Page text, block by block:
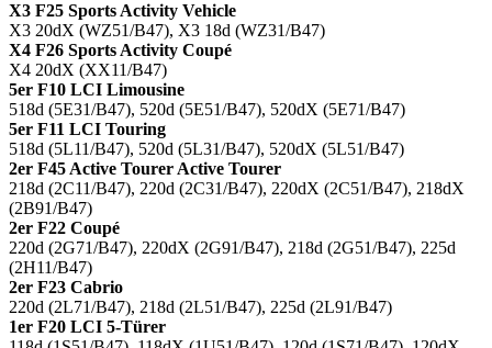
X3 F25 Sports Activity Vehicle
X3 20dX (WZ51/B47), X3 18d (WZ31/B47)
X4 F26 Sports Activity Coupé
X4 20dX (XX11/B47)
5er F10 LCI Limousine
518d (5E31/B47), 520d (5E51/B47), 520dX (5E71/B47)
5er F11 LCI Touring
518d (5L11/B47), 520d (5L31/B47), 520dX (5L51/B47)
2er F45 Active Tourer Active Tourer
218d (2C11/B47), 220d (2C31/B47), 220dX (2C51/B47), 218dX
(2B91/B47)
2er F22 Coupé
220d (2G71/B47), 220dX (2G91/B47), 218d (2G51/B47), 225d
(2H11/B47)
2er F23 Cabrio
220d (2L71/B47), 218d (2L51/B47), 225d (2L91/B47)
1er F20 LCI 5-Türer